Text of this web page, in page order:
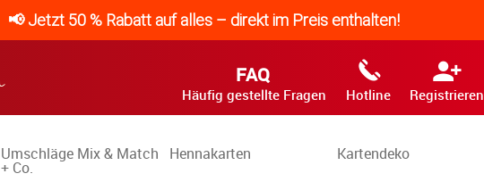
📢 Jetzt 50 % Rabatt auf alles – direkt im Preis enthalten!
FAQ
Häufig gestellte Fragen Hotline Registrieren
Umschläge Mix & Match
+ Co.
Hennakarten Kartendeko